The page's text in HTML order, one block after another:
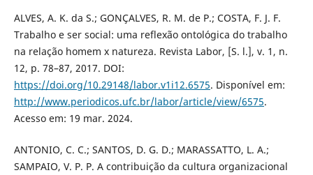
ALVES, A. K. da S.; GONÇALVES, R. M. de P.; COSTA, F. J. F.
Trabalho e ser social: uma reflexão ontológica do trabalho
na relação homem x natureza. Revista Labor, [S. l.], v. 1, n.
12, p. 78–87, 2017. DOI:
https://doi.org/10.29148/labor.v1i12.6575. Disponível em:
http://www.periodicos.ufc.br/labor/article/view/6575.
Acesso em: 19 mar. 2024.
ANTONIO, C. C.; SANTOS, D. G. D.; MARASSATTO, L. A.;
SAMPAIO, V. P. P. A contribuição da cultura organizacional